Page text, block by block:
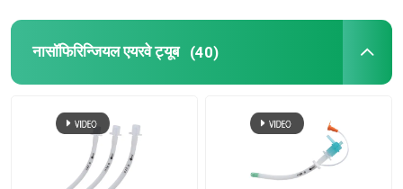
नासॉफिरिन्जियल एयरवे ट्यूब (40)